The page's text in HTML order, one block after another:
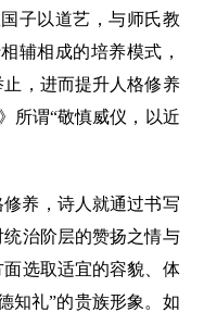
子以道艺，与师氏教
辅相成的培养模式，
，进而提升人格修养
所谓“敬慎威仪，以近
养，诗人就通过书写
治阶层的赞扬之情与
选取适宜的容貌、体
知礼”的贵族形象。如